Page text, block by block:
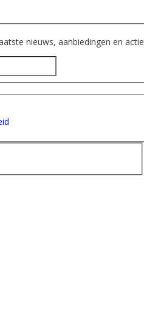
nieuws, aanbiedingen en